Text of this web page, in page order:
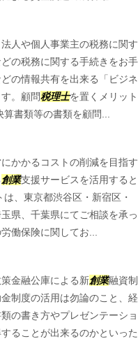
人や個人事業主の税務に関す
の税務に関する手続きをお手
の情報共有を出来る「ビジネ
。顧問税理士を置くメリット
書類等の書類を顧問...
かかるコストの削減を目指す
創業支援サービスを活用すると
、東京都渋谷区・新宿区・
県、千葉県にてご相談を承っ
働保険に関してお...
金融公庫による新創業融資制
制度の活用は勿論のこと、経
の書き方やプレゼンテーショ
ることが出来るのかといった